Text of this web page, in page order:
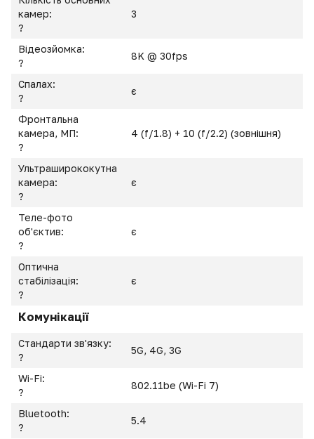
камер:
?
3
Відеозйомка:
?
8K @ 30fps
Спалах:
?
є
Фронтальна
камера, МП:
?
4 (f/1.8) + 10 (f/2.2) (зовнішня)
Ультраширококутна
камера:
?
є
Теле-фото
об'єктив:
?
є
Оптична
стабілізація:
?
є
Комунікації
Стандарти зв'язку:
?
5G, 4G, 3G
Wi-Fi:
?
802.11be (Wi-Fi 7)
Bluetooth:
?
5.4